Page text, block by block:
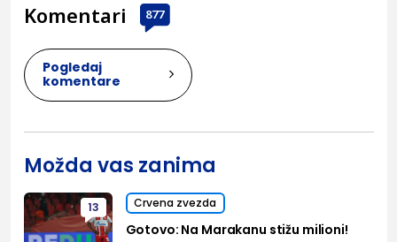
Komentari 877
Pogledaj
komentare
Možda vas zanima
13 Crvena zvezda
Gotovo: Na Marakanu stižu milioni!